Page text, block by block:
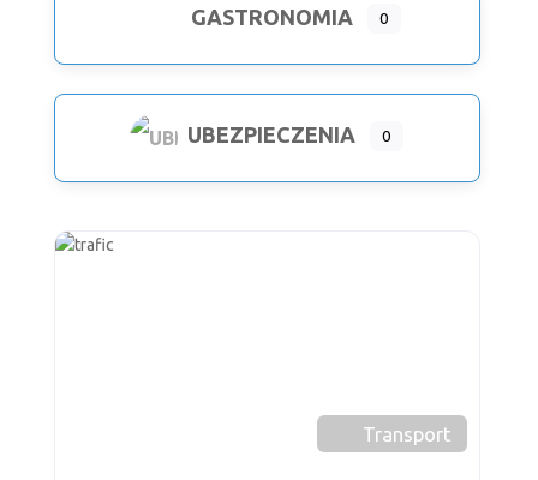
GASTRONOMIA 0
UBEZPIECZENIA 0
Transport